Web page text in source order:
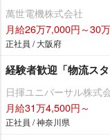
萬世電機株式会社
月給26万7,000円～30
正社員 / 大阪府
経験者歓迎「物流ス
日揮ユニバーサル株式
月給31万4,500円～
正社員 / 神奈川県